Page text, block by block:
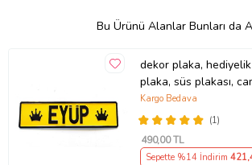
Bu Ürünü Alanlar Bunları da
dekor plaka,
plaka, süs plakası,
tırcı plakası (Sarı-
(1)
Kargo Bedava
490,00 TL
Sepette %14 İndirim 421